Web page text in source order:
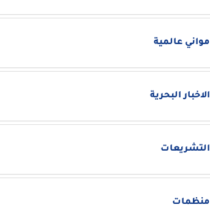
مواني عالمية
الاخبار البحرية
التشريعات
منظمات